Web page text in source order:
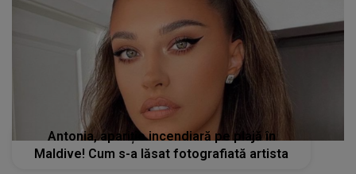
Antonia, apariție incendiară pe plajă în
Maldive! Cum s-a lăsat fotografiată artista